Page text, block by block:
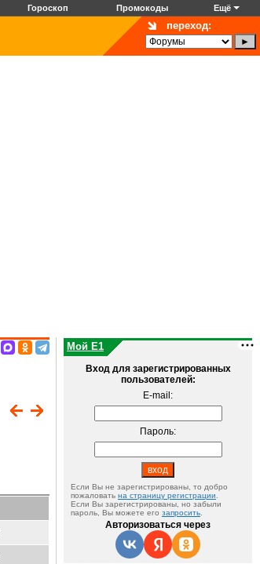
Гороскоп Промокоды Ещё
переход:
Мой E1
Вход для зарегистрированных
пользователей:
E-mail:
Пароль:
Если Вы не зарегистрированы, то добро
пожаловать на страницу регистрации
Если Вы зарегистрированы, но забыли
пароль, Вы можете его запросить
Авторизоваться через